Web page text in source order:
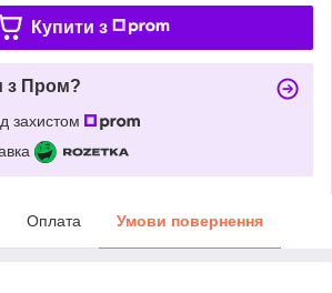
Купити з
з Пром?
захистом
Оплата Умови повернення